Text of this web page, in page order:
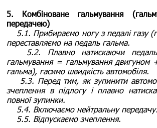
5. Комбіноване гальмування
передачею)
5.1. Прибираємо ногу з педалі газу
переставляємо на педаль гальма.
5.2. Плавно натискаючи педаль
гальмування = гальмування двигуном
гальма), гасимо швидкість автомобіля.
5.3. Перед тим, як зупинити
зчеплення в підлогу і плавно
повної зупинки.
5.4. Включаємо нейтральну передачу.
5.5. Відпускаємо зчеплення.